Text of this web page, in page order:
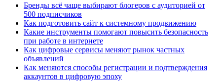
Бренды всё чаще выбирают блогеров с аудиторией от
500 подписчиков
Как подготовить сайт к системному продвижению
Какие инструменты помогают повысить безопасность
при работе в интернете
Как цифровые сервисы меняют рынок частных
объявлений
Как меняются способы регистрации и подтверждения
аккаунтов в цифровую эпоху